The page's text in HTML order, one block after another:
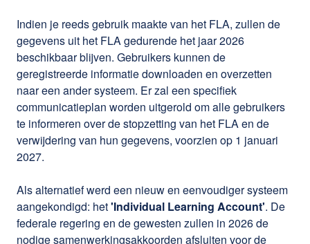
Indien je reeds gebruik maakte van het FLA, zullen de
gegevens uit het FLA gedurende het jaar 2026
beschikbaar blijven. Gebruikers kunnen de
geregistreerde informatie downloaden en overzetten
naar een ander systeem. Er zal een specifiek
communicatieplan worden uitgerold om alle gebruikers
te informeren over de stopzetting van het FLA en de
verwijdering van hun gegevens, voorzien op 1 januari
2027.
Als alternatief werd een nieuw en eenvoudiger systeem
aangekondigd: het'Individual Learning Account'. De
federale regering en de gewesten zullen in 2026 de
nodige samenwerkingsakkoorden afsluiten voor de